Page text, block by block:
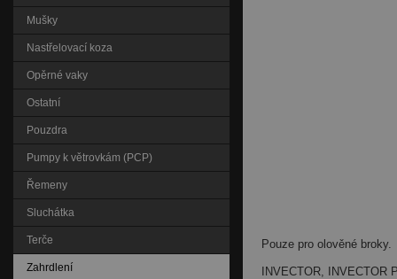
Pouze pro olověné broky.
INVECTOR, INVECTOR
Mušky
Nastřelovací koza
Opěrné vaky
Ostatní
Pouzdra
Pumpy k větrovkám (PCP)
Řemeny
Sluchátka
Terče
Zahrdlení